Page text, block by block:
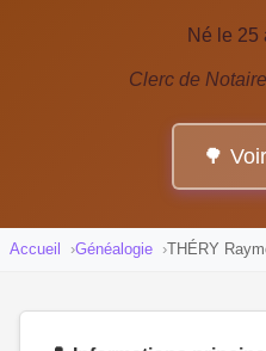
Né le 25
Clerc de
🌳
Accueil Généalogie THÉRY